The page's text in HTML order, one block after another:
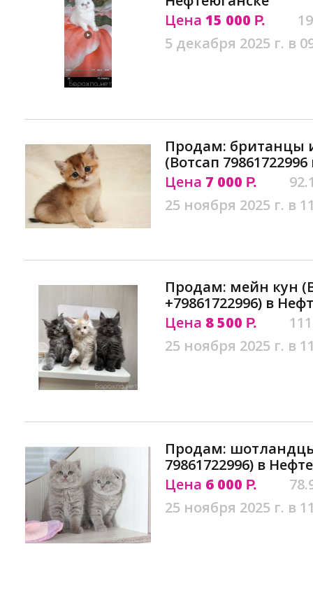
Цена 15 000 Р.
5 декабря 2025 г. в
Продам: британцы
(Вотсап
Цена 7 000 Р.
25 ноября 2025 г. в
Продам: мейн кун
+79861722996) в
Цена 8 500 Р.
25 ноября 2025 г. в
Продам:
79861722996) в
Цена 6 000 Р.
25 ноября 2025 г. в